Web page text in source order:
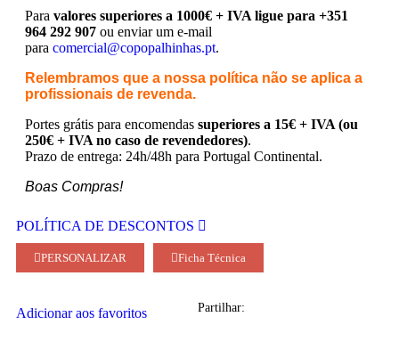
Para valores superiores a 1000€ + IVA ligue para +351
964 292 907 ou enviar um e-mail
para comercial@copopalhinhas.pt.
Relembramos que a nossa política não se aplica a
profissionais de revenda.
Portes grátis para encomendas superiores a 15€ + IVA (ou
250€ + IVA no caso de revendedores).
Prazo de entrega: 24h/48h para Portugal Continental.
Boas Compras!
POLÍTICA DE DESCONTOS
PERSONALIZAR Ficha Técnica
Adicionar aos favoritos Partilhar: